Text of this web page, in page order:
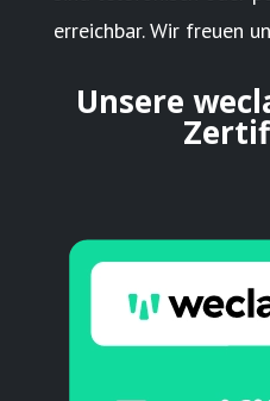
erreichbar. Wir freuen
Unsere